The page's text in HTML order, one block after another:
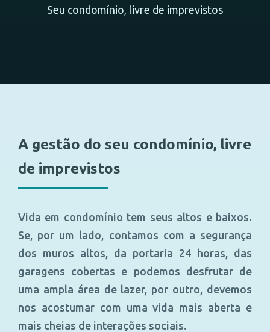
Seu condomínio, livre de imprevistos
A gestão do seu condomínio, livre
de imprevistos
Vida em condomínio tem seus altos e baixos.
Se, por um lado, contamos com a segurança
dos muros altos, da portaria 24 horas, das
garagens cobertas e podemos desfrutar de
uma ampla área de lazer, por outro, devemos
nos acostumar com uma vida mais aberta e
mais cheias de interações sociais.